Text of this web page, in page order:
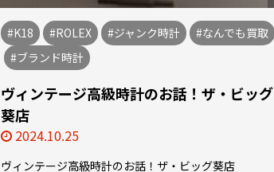
#K18 #ROLEX #ジャンク時計
#なんでも買取
#ブランド時計
ヴィンテージ高級時計のお話！ザ・ビッグ
葵店
2024.10.25
ヴィンテージ高級時計のお話！ザ・ビッグ葵店